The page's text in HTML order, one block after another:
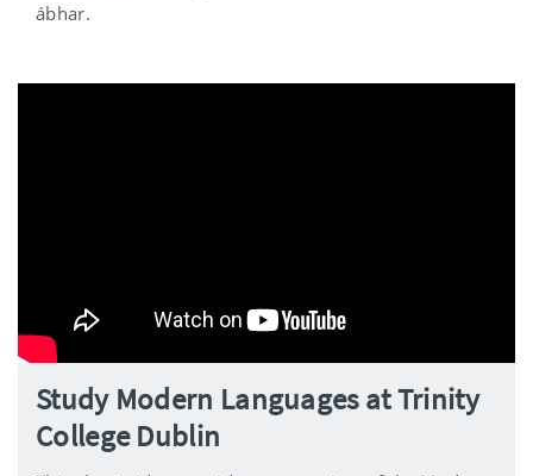
ábhar.
Study Modern Languages at Trinity
College Dublin